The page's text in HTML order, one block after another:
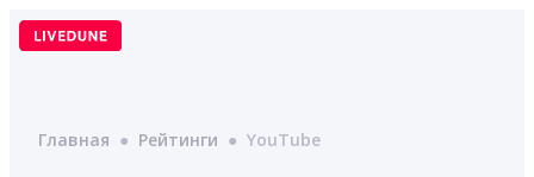
Перейти
Главная ● Рейтинги ● YouTube